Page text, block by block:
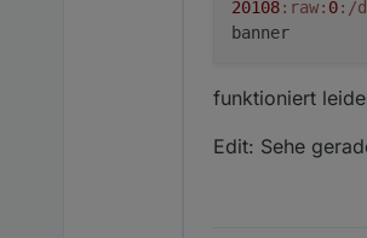
20108:raw: 0:/
banner
funktioniert
Edit: Sehe